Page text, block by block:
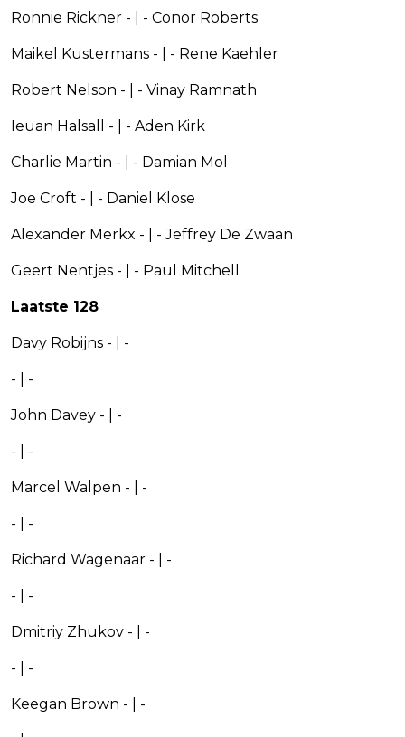
Ronnie Rickner - | - Conor Roberts
Maikel Kustermans - | - Rene Kaehler
Robert Nelson - | - Vinay Ramnath
Ieuan Halsall - | - Aden Kirk
Charlie Martin - | - Damian Mol
Joe Croft - | - Daniel Klose
Alexander Merkx - | - Jeffrey De Zwaan
Geert Nentjes - | - Paul Mitchell
Laatste 128
Davy Robijns - | -
- | -
John Davey - | -
- | -
Marcel Walpen - | -
- | -
Richard Wagenaar - | -
- | -
Dmitriy Zhukov - | -
- | -
Keegan Brown - | -